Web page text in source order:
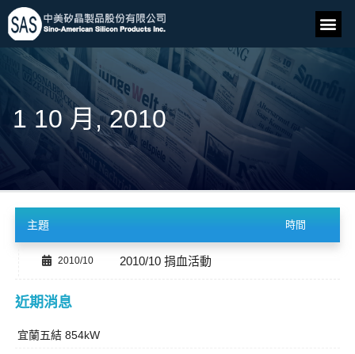
1 10 月, 2010
主題 時間
2010/10 2010/10 捐血活動
近期消息
宜蘭五結 854kW